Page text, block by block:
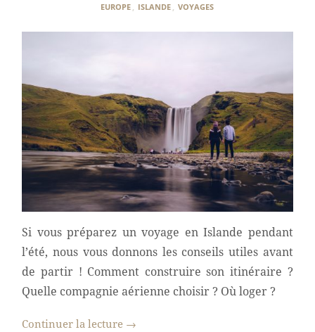
EUROPE , ISLANDE , VOYAGES
Si vous préparez un voyage en Islande pendant
l’été, nous vous donnons les conseils utiles avant
de partir ! Comment construire son itinéraire ?
Quelle compagnie aérienne choisir ? Où loger ?
Continuer la lecture →